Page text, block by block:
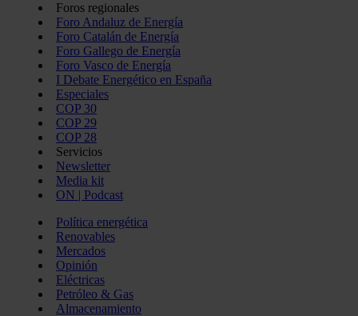
Foros regionales
Foro Andaluz de Energía
Foro Catalán de Energía
Foro Gallego de Energía
Foro Vasco de Energía
I Debate Energético en España
Especiales
COP 30
COP 29
COP 28
Servicios
Newsletter
Media kit
ON | Podcast
Política energética
Renovables
Mercados
Opinión
Eléctricas
Petróleo & Gas
Almacenamiento